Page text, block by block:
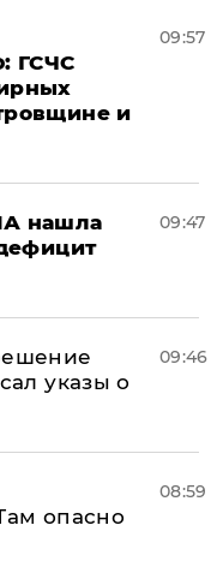
ГСЧС
и
09:57
нашла
09:47
указы о
09:46
опасно
08:59